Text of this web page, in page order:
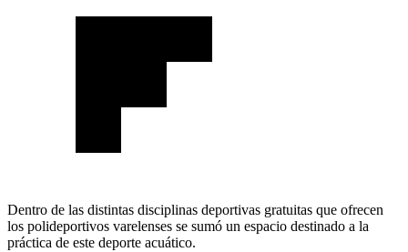
Dentro de las distintas disciplinas deportivas gratuitas que ofrecen
los polideportivos varelenses se sumó un espacio destinado a la
práctica de este deporte acuático.